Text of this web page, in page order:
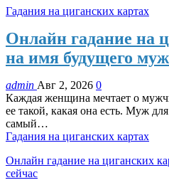
Гадания на циганских картах
Онлайн гадание на
на имя будущего
admin Авг 2, 2026 0
Каждая женщина мечтает о
ее такой, какая она есть. Муж
самый…
Гадания на циганских картах
Онлайн гадание на циганских
сейчас